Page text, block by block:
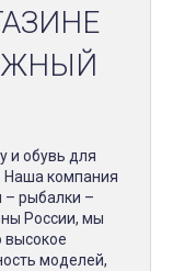
и обувь для
Наша компания
– рыбалки –
России, мы
высокое
моделей,